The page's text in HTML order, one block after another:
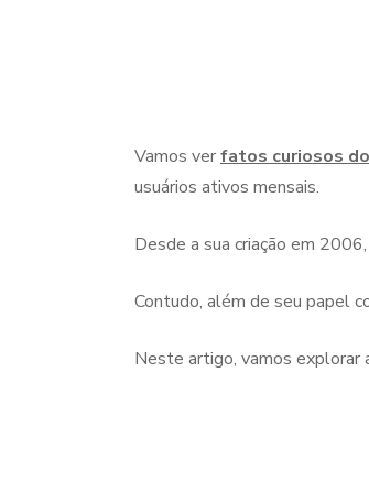
Vamos verfatos curiosos
usuários ativos mensais.
Desde a sua criação em
Contudo, além de seu papel
Neste artigo, vamos explorar